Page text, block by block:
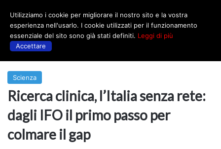
Scienza
Ricerca clinica, l’Italia senza rete:
dagli IFO il primo passo per
colmare il gap
Utilizziamo i cookie per migliorare il nostro sito e la vostra
esperienza nell'usarlo. I cookie utilizzati per il funzionamento
essenziale del sito sono già stati definiti. Leggi di più
Accettare